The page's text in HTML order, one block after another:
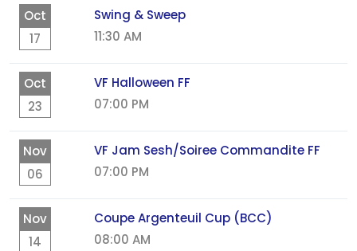
Oct
17
Swing & Sweep
11:30 AM
Oct
23
VF Halloween FF
07:00 PM
Nov
06
VF Jam Sesh/Soiree Commandite FF
07:00 PM
Nov
14
Coupe Argenteuil Cup (BCC)
08:00 AM